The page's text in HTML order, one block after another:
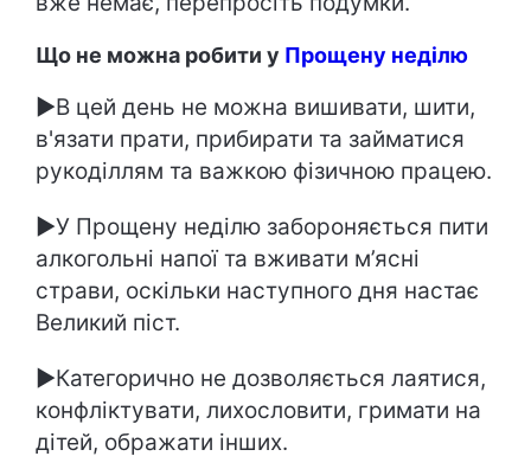
Що не можна робити у Прощену неділю
►В цей день не можна вишивати, шити,
в'язати прати, прибирати та займатися
рукоділлям та важкою фізичною працею.
►У Прощену неділю забороняється пити
алкогольні напої та вживати м’ясні
страви, оскільки наступного дня настає
Великий піст.
►Категорично не дозволяється лаятися,
конфліктувати, лихословити, гримати на
дітей, ображати інших.